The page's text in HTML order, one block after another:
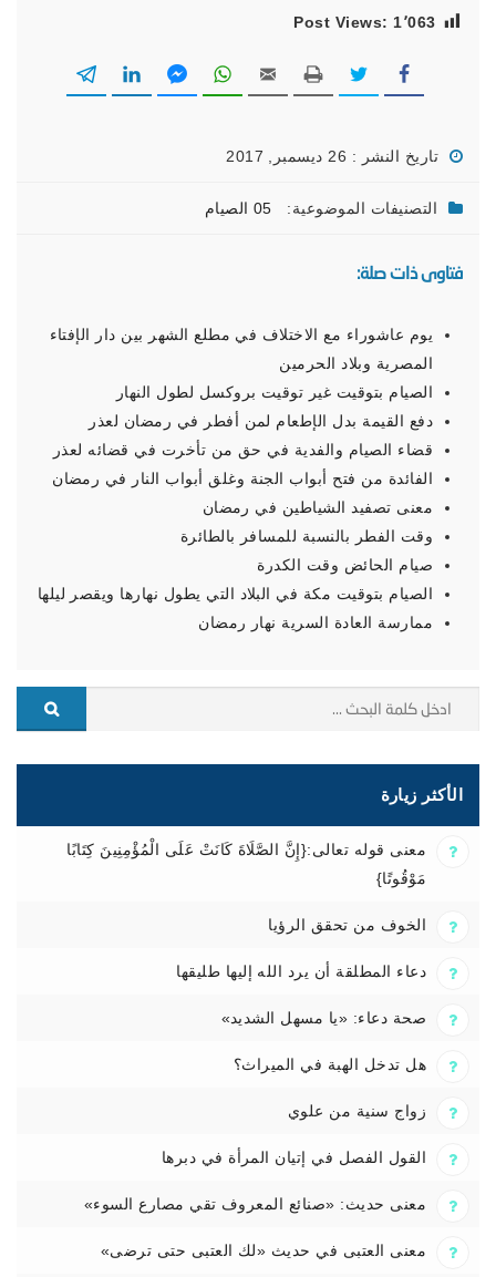
Post Views: 1٬063
تاريخ النشر : 26 ديسمبر, 2017
التصنيفات الموضوعية: 05 الصيام
فتاوى ذات صلة:
يوم عاشوراء مع الاختلاف في مطلع الشهر بين دار الإفتاء
المصرية وبلاد الحرمين
الصيام بتوقيت غير توقيت بروكسل لطول النهار
دفع القيمة بدل الإطعام لمن أفطر في رمضان لعذر
قضاء الصيام والفدية في حق من تأخرت في قضائه لعذر
الفائدة من فتح أبواب الجنة وغلق أبواب النار في رمضان
معنى تصفيد الشياطين في رمضان
وقت الفطر بالنسبة للمسافر بالطائرة
صيام الحائض وقت الكدرة
الصيام بتوقيت مكة في البلاد التي يطول نهارها ويقصر ليلها
ممارسة العادة السرية نهار رمضان
الأكثر زيارة
معنى قوله تعالى:{إِنَّ الصَّلَاةَ كَانَتْ عَلَى الْمُؤْمِنِينَ كِتَابًا
مَوْقُوتًا}
الخوف من تحقق الرؤيا
دعاء المطلقة أن يرد الله إليها طليقها
صحة دعاء: «يا مسهل الشديد»
هل تدخل الهبة في الميراث؟
زواج سنية من علوي
القول الفصل في إتيان المرأة في دبرها
معنى حديث: «صنائع المعروف تقي مصارع السوء»
معنى العتبى في حديث «لك العتبى حتى ترضى»